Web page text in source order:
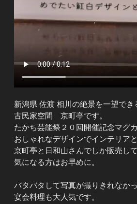
新潟県 佐渡 相川の絶景を一望で
古民家空間 京町亭です。
たかち芸能祭２０回開催記念マグ
おしゃれなデザインでインテリア
京町亭と日和山さんでしか販売し
気になる方はお早めに。
バタバタして写真が撮りきれなかっ
宴会料理も大人気です。